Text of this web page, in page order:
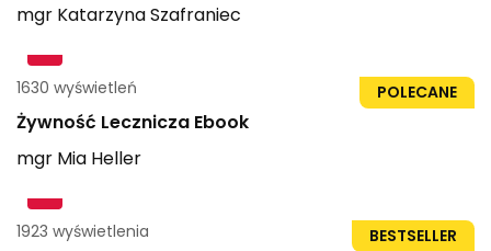
mgr KatarzynaSzafraniec
POLECANE
1630 wyświetleń 41str
Żywność Lecznicza Ebook
mgr Mia Heller
BESTSELLER
1923 wyświetlenia 21str